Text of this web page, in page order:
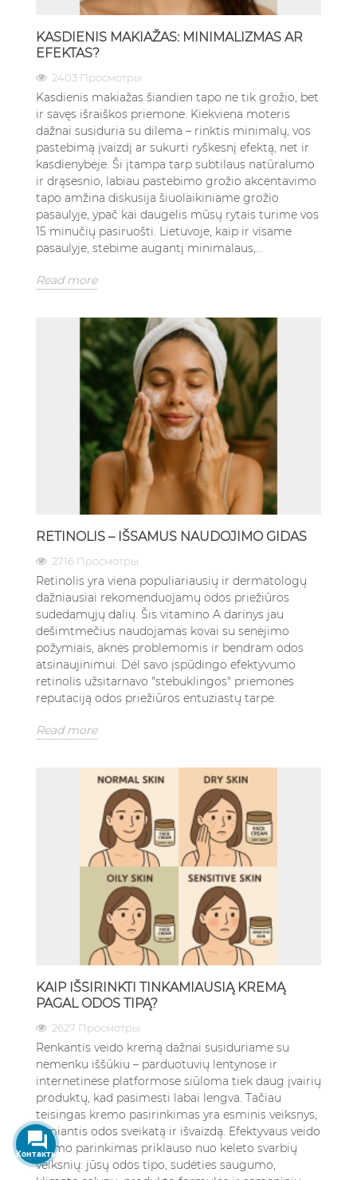
KASDIENIS MAKIAŽAS: MINIMALIZMAS AR
EFEKTAS?
2403 Просмотры
Kasdienis makiažas šiandien tapo ne tik grožio, bet
ir savęs išraiškos priemone. Kiekviena moteris
dažnai susiduria su dilema – rinktis minimalų, vos
pastebimą įvaizdį ar sukurti ryškesnį efektą, net ir
kasdienybėje. Ši įtampa tarp subtilaus natūralumo
ir drąsesnio, labiau pastebimo grožio akcentavimo
tapo amžina diskusija šiuolaikiniame grožio
pasaulyje, ypač kai daugelis mūsų rytais turime vos
15 minučių pasiruošti. Lietuvoje, kaip ir visame
pasaulyje, stebime augantį minimalaus,...
Read more
RETINOLIS – IŠSAMUS NAUDOJIMO GIDAS
2716 Просмотры
Retinolis yra viena populiariausių ir dermatologų
dažniausiai rekomenduojamų odos priežiūros
sudedamųjų dalių. Šis vitamino A darinys jau
dešimtmečius naudojamas kovai su senėjimo
požymiais, aknės problemomis ir bendram odos
atsinaujinimui. Dėl savo įspūdingo efektyvumo
retinolis užsitarnavo "stebuklingos" priemonės
reputaciją odos priežiūros entuziastų tarpe.
Read more
KAIP IŠSIRINKTI TINKAMIAUSIĄ KREMĄ
PAGAL ODOS TIPĄ?
2627 Просмотры
Renkantis veido kremą dažnai susiduriame su
nemenku iššūkiu – parduotuvių lentynose ir
internetinėse platformose siūloma tiek daug įvairių
produktų, kad pasimesti labai lengva. Tačiau
teisingas kremo pasirinkimas yra esminis veiksnys,
lemiantis odos sveikatą ir išvaizdą. Efektyvaus veido
kremo parinkimas priklauso nuo keleto svarbių
veiksnių: jūsų odos tipo, sudėties saugumo,